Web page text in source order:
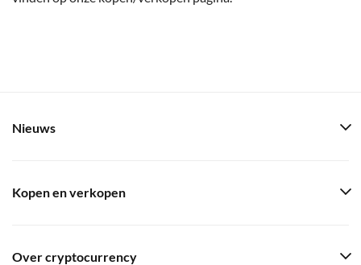
Nieuws
Kopen en verkopen
Over cryptocurrency